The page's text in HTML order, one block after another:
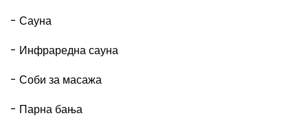
- Сауна
- Инфраредна сауна
- Соби за масажа
- Парна бања